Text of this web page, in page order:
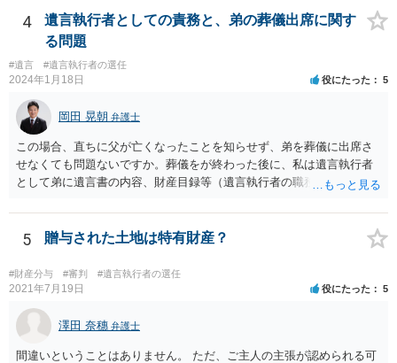
4
遺言執行者としての責務と、弟の葬儀出席に関す
る問題
#遺言 #遺言執行者の選任
2024年1月18日 役にたった 5
岡田 晃朝 弁護士
この場合、直ちに父が亡くなったことを知らせず、弟を葬儀に出席さ
せなくても問題ないですか。葬儀をが終わった後に、私は遺言執行者
として弟に遺言書の内容、財産目録等（遺言執行者の職務）を知らせ
るかは喪主の自由です。 呼ばなくてもかまいません。 そもそも、そう
いう法律関係にありません。 遺言の内容と遺産の総額の通知、公正証
で、対応しましょう。 そのあとは遺留分の請求などがあればそれへの
対応となるでしょう。
5 贈与された土地は特有財産？
#財産分与 #審判 #遺言執行者の選任
2021年7月19日 役にたった 5
澤田 奈穗 弁護士
間違いということはありません。 ただ、ご主人の主張が認められる可